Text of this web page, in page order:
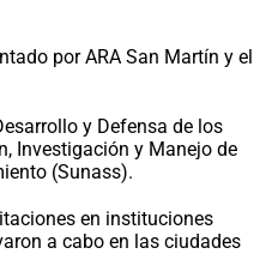
por ARA San Martín y el
y Defensa de los
Investigación y Manejo de
(Sunass).
en instituciones
a cabo en las ciudades